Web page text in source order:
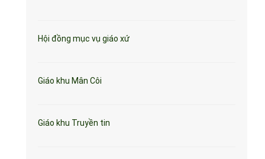
Hội đồng mục vụ giáo xứ
Giáo khu Mân Côi
Giáo khu Truyền tin